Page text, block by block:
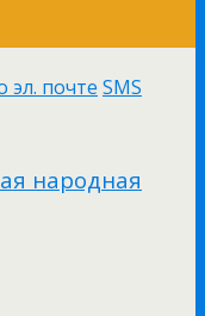
эл. почте SMS
народная